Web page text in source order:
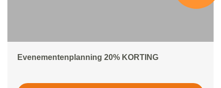
Evenementenplanning 20% KORTING